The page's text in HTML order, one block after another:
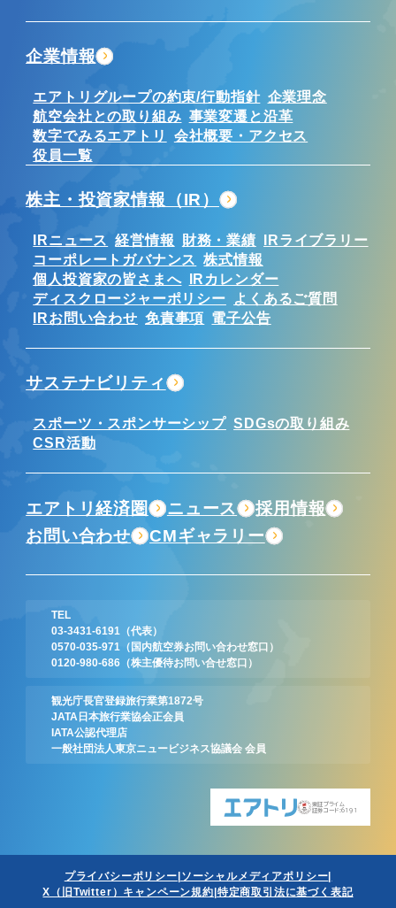
TEL
03-3431-6191
（代表）
0570-035-971
（国内航空券お問い合わせ窓口）
0120-980-686 （株主優待お問い合せ窓口）
観光庁長官登録旅行業第1872号
JATA日本旅行業協会正会員
IATA公認代理店
一般社団法人東京ニュービジネス協議会 会員
東証プライム
証券コード:6191
企業情報
エアトリグループの約束/行動指針 企業理念
航空会社との取り組み 事業変遷と沿革
数字でみるエアトリ
会社概要・アクセス
役員一覧
株主・投資家情報（IR）
IRニュース 経営情報 財務・業績 IRライブラリー
コーポレートガバナンス
株式情報
個人投資家の皆さまへ IRカレンダー
ディスクロージャーポリシー
よくあるご質問
IRお問い合わせ 免責事項 電子公告
サステナビリティ
スポーツ・スポンサーシップ SDGsの取り組み
CSR活動
エアトリ経済圏 ニュース
採用情報
お問い合わせ
CMギャラリー
プライバシーポリシー ソーシャルメディアポリシー
X（旧Twitter）キャンペーン規約 特定商取引法に基づく表記